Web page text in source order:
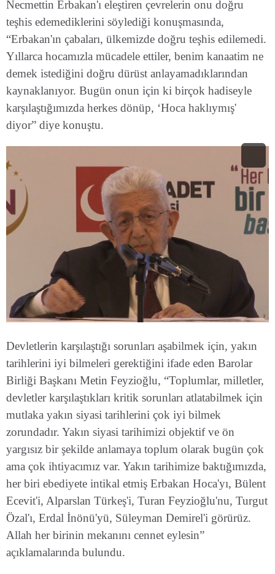
Necmettin Erbakan'ı eleştiren çevrelerin onu doğru
teşhis edemediklerini söylediği konuşmasında,
“Erbakan'ın çabaları, ülkemizde doğru teşhis edilemedi.
Yıllarca hocamızla mücadele ettiler, benim kanaatim ne
demek istediğini doğru dürüst anlayamadıklarından
kaynaklanıyor. Bugün onun için ki birçok hadiseyle
karşılaştığımızda herkes dönüp, ‘Hoca haklıymış'
diyor” diye konuştu.
Devletlerin karşılaştığı sorunları aşabilmek için, yakın
tarihlerini iyi bilmeleri gerektiğini ifade eden Barolar
Birliği Başkanı Metin Feyzioğlu, “Toplumlar, milletler,
devletler karşılaştıkları kritik sorunları atlatabilmek için
mutlaka yakın siyasi tarihlerini çok iyi bilmek
zorundadır. Yakın siyasi tarihimizi objektif ve ön
yargısız bir şekilde anlamaya toplum olarak bugün çok
ama çok ihtiyacımız var. Yakın tarihimize baktığımızda,
her biri ebediyete intikal etmiş Erbakan Hoca'yı, Bülent
Ecevit'i, Alparslan Türkeş'i, Turan Feyzioğlu'nu, Turgut
Özal'ı, Erdal İnönü'yü, Süleyman Demirel'i görürüz.
Allah her birinin mekanını cennet eylesin”
açıklamalarında bulundu.